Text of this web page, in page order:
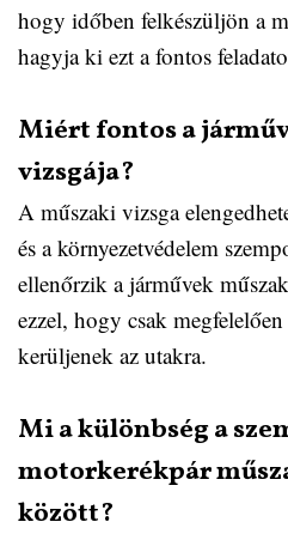
hogy időben felkészüljön a
hagyja ki ezt a fontos
Miért fontos a
vizsgája?
A műszaki vizsga
és a környezetvédelem
ellenőrzik a járművek
ezzel, hogy csak
kerüljenek az utakra.
Mi a különbség a
motorkerékpár
között?